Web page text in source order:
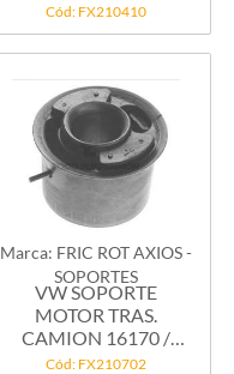
Cód: FX210410
Marca: FRIC ROT AXIOS -
SOPORTES
VW SOPORTE
MOTOR TRAS.
CAMION 16170 /
OMNIBUS
Cód: FX210702